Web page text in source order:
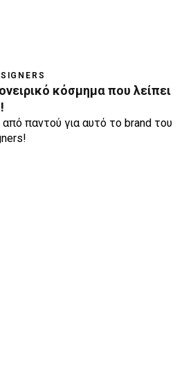
κόσμημα που λείπει
παντού για αυτό το brand του